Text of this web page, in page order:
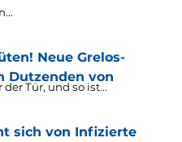
Neue Grelos-
Dutzenden von
Tür, und so ist...
sich von Infizierte